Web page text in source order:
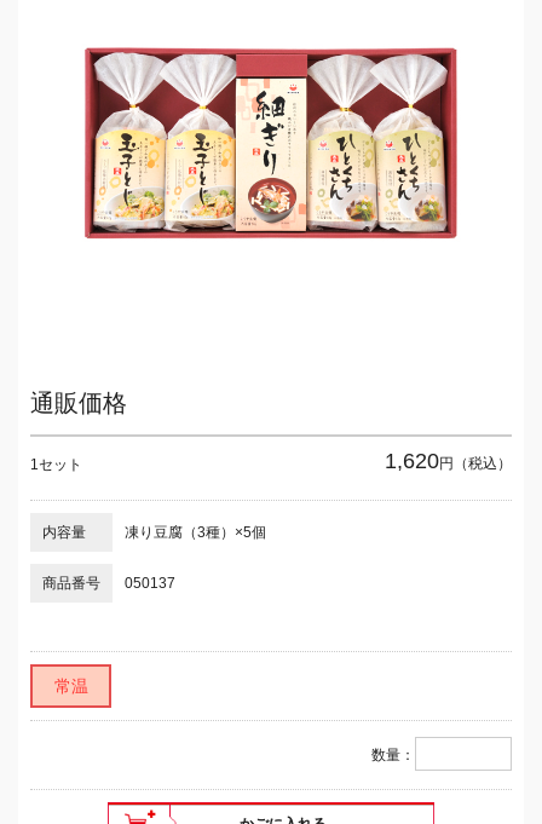
通販価格
1セット 1,620円（税込）
内容量 凍り豆腐（3種）×5個
商品番号 050137
常温
数量：